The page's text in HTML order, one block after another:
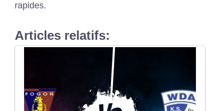
rapides.
Articles relatifs: